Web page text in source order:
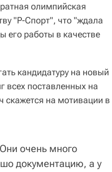
олимпийская
"Р-Спорт", что "ждала
работы в качестве
кандидатуру на новый
всех поставленных на
скажется на мотивации в
очень много
документацию, а у